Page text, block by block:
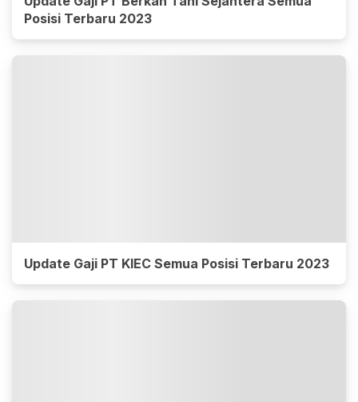
Posisi Terbaru 2023
Update Gaji PT KIEC Semua Posisi Terbaru 2023